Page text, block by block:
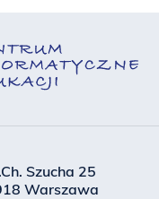
Szucha 25
Warszawa